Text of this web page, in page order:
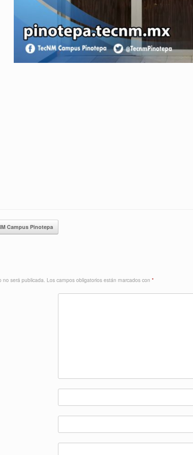
Campus Pinotepa
no será publicada. Los campos obligatorios están marcados con *